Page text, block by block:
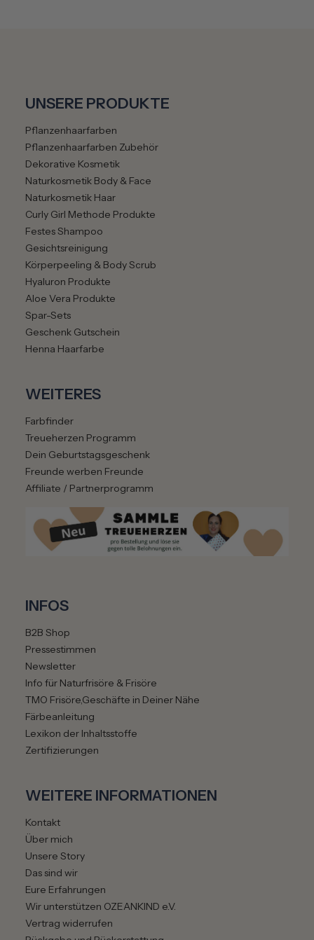
UNSERE PRODUKTE
Pflanzenhaarfarben
Pflanzenhaarfarben Zubehör
Dekorative Kosmetik
Naturkosmetik Body & Face
Naturkosmetik Haar
Curly Girl Methode Produkte
Festes Shampoo
Gesichtsreinigung
Körperpeeling & Body Scrub
Hyaluron Produkte
Aloe Vera Produkte
Spar-Sets
Geschenk Gutschein
Henna Haarfarbe
WEITERES
Farbfinder
Treueherzen Programm
Dein Geburtstagsgeschenk
Freunde werben Freunde
Affiliate / Partnerprogramm
INFOS
B2B Shop
Pressestimmen
Newsletter
Info für Naturfrisöre & Frisöre
TMO Frisöre,Geschäfte in Deiner Nähe
Färbeanleitung
Lexikon der Inhaltsstoffe
Zertifizierungen
WEITERE INFORMATIONEN
Kontakt
Über mich
Unsere Story
Das sind wir
Eure Erfahrungen
Wir unterstützen OZEANKIND e.V.
Vertrag widerrufen